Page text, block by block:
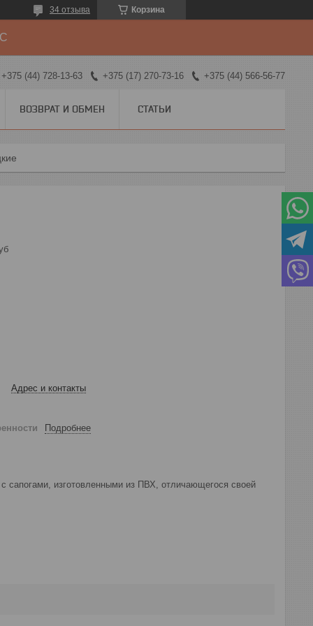
Корзина
34 отзыва
+375 (44) 728-13-63 +375 (17) 270-73-16 +375 (44) 566-56-77
ВОЗВРАТ И ОБМЕН СТАТЬИ
Адрес и контакты
Подробнее
сапогами, изготовленными из ПВХ, отличающегося своей